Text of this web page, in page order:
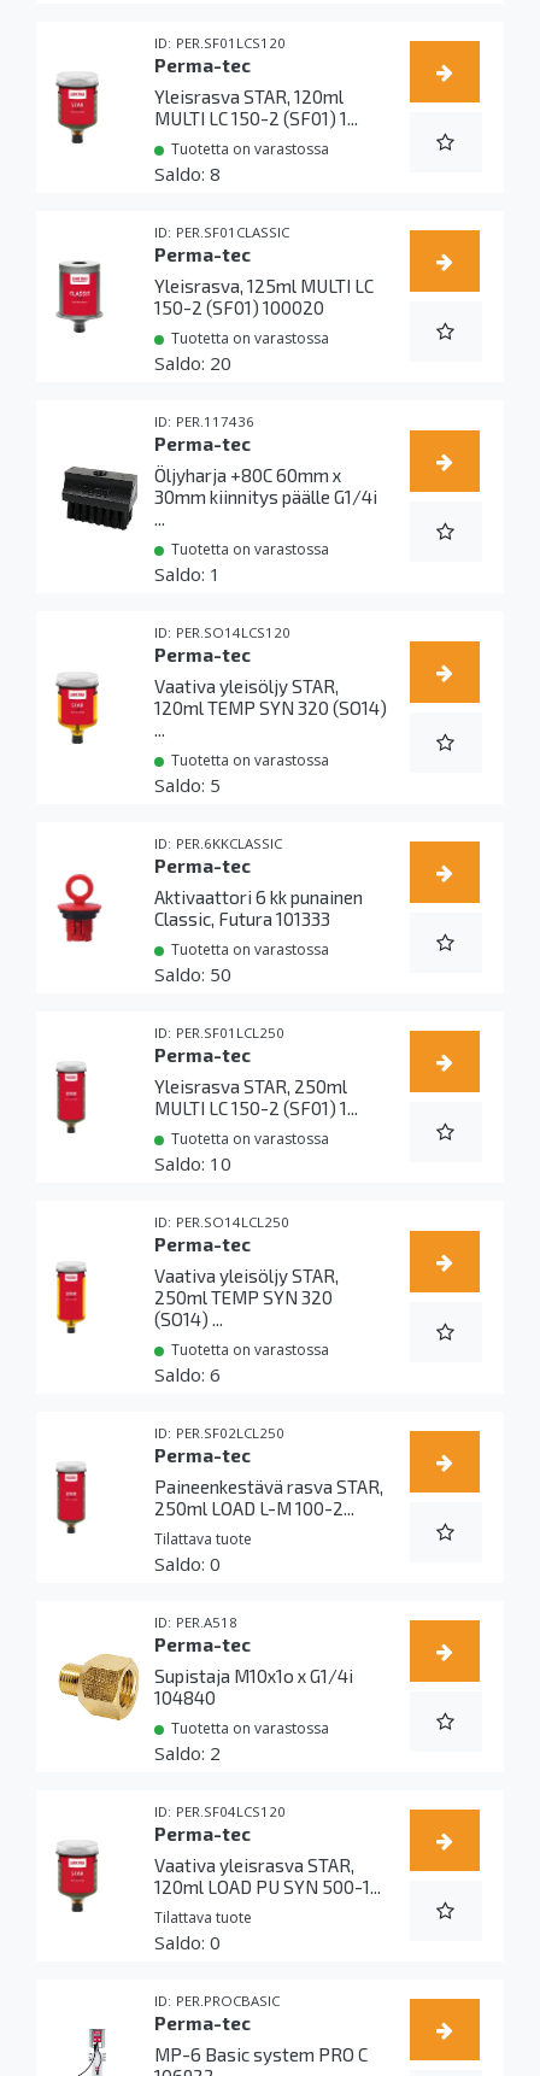
PER.SF01LCS120
Perma-tec
Yleisrasva STAR, 120ml
MULTI LC 150-2 (SF01) 1...
Tuotetta on varastossa
8
PER.SF01CLASSIC
Perma-tec
Yleisrasva, 125ml MULTI LC
150-2 (SF01) 100020
Tuotetta on varastossa
20
PER.117436
Perma-tec
Öljyharja +80C 60mm x
30mm kiinnitys päälle G1/4i
...
Tuotetta on varastossa
1
PER.SO14LCS120
Perma-tec
Vaativa yleisöljy STAR,
120ml TEMP SYN 320 (SO14)
...
Tuotetta on varastossa
5
PER.6KKCLASSIC
Perma-tec
Aktivaattori 6 kk punainen
Classic, Futura 101333
Tuotetta on varastossa
50
PER.SF01LCL250
Perma-tec
Yleisrasva STAR, 250ml
MULTI LC 150-2 (SF01) 1...
Tuotetta on varastossa
10
PER.SO14LCL250
Perma-tec
Vaativa yleisöljy STAR,
250ml TEMP SYN 320
(SO14) ...
Tuotetta on varastossa
6
PER.SF02LCL250
Perma-tec
Paineenkestävä rasva STAR,
250ml LOAD L-M 100-2...
Tilattava tuote
0
PER.A518
Perma-tec
Supistaja M10x1o x G1/4i
104840
Tuotetta on varastossa
2
PER.SF04LCS120
Perma-tec
Vaativa yleisrasva STAR,
120ml LOAD PU SYN 500-1...
Tilattava tuote
0
PER.PROCBASIC
Perma-tec
MP-6 Basic system PRO C